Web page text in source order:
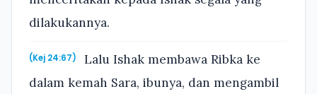
dilakukannya.
(Kej 24:67)
Lalu Ishak membawa Ribka ke
dalam kemah Sara, ibunya, dan mengambil